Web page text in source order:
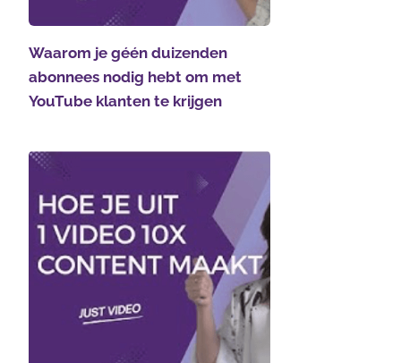
Waarom je géén duizenden
abonnees nodig hebt om met
YouTube klanten te krijgen